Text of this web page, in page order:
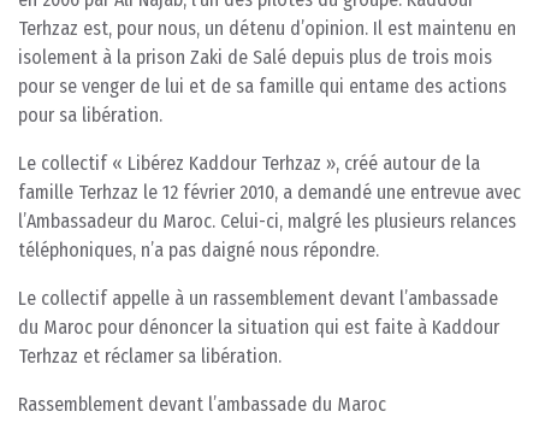
Terhzaz est, pour nous, un détenu d’opinion. Il est maintenu en
isolement à la prison Zaki de Salé depuis plus de trois mois
pour se venger de lui et de sa famille qui entame des actions
pour sa libération.
Le collectif « Libérez Kaddour Terhzaz », créé autour de la
famille Terhzaz le 12 février 2010, a demandé une entrevue avec
l’Ambassadeur du Maroc. Celui-ci, malgré les plusieurs relances
téléphoniques, n’a pas daigné nous répondre.
Le collectif appelle à un rassemblement devant l’ambassade
du Maroc pour dénoncer la situation qui est faite à Kaddour
Terhzaz et réclamer sa libération.
Rassemblement devant l’ambassade du Maroc